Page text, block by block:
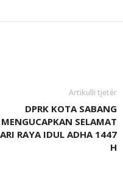
Artikulli tjetër
DPRK KOTA SABANG
MENGUCAPKAN SELAMAT
RAYA IDUL ADHA 1447
H